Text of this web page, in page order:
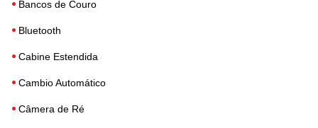
Bancos de Couro
Bluetooth
Cabine Estendida
Cambio Automático
Câmera de Ré